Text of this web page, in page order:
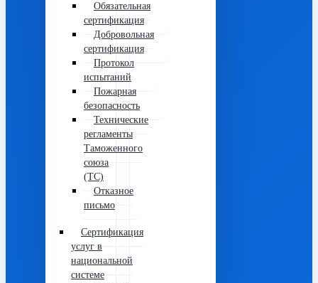
Обязательная
сертификация
Добровольная
сертификация
Протокол
испытаний
Пожарная
безопасность
Технические
регламенты
Таможенного
союза
(ТС)
Отказное
письмо
Сертификация
услуг в
национальной
системе